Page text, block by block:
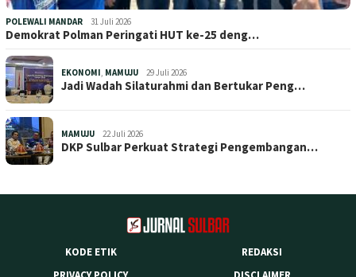
POLEWALI MANDAR 31 Juli 2026
Demokrat Polman Peringati HUT ke-25 deng…
EKONOMI, MAMUJU 29 Juli 2026
Jadi Wadah Silaturahmi dan Bertukar Peng…
MAMUJU 22 Juli 2026
DKP Sulbar Perkuat Strategi Pengembangan…
KODE ETIK
REDAKSI